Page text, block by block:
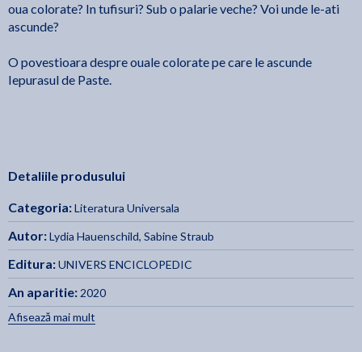
oua colorate? In tufisuri? Sub o palarie veche? Voi unde le-ati
ascunde?
O povestioara despre ouale colorate pe care le ascunde
Iepurasul de Paste.
Detaliile produsului
Categoria:Literatura Universala
Autor:Lydia Hauenschild, Sabine Straub
Editura:UNIVERS ENCICLOPEDIC
An aparitie: 2020
Afisează mai mult